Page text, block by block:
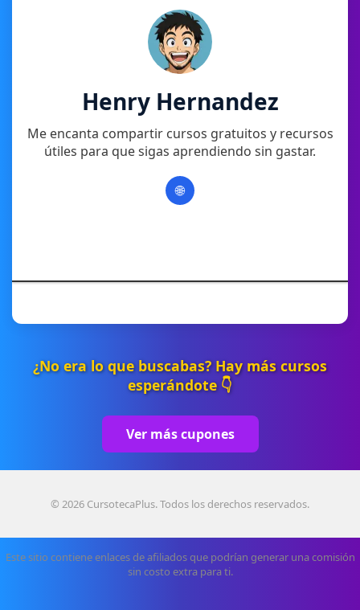
Henry Hernandez
Me encanta compartir cursos gratuitos y recursos
útiles para que sigas aprendiendo sin gastar.
🌐
¿No era lo que buscabas? Hay más cursos
esperándote 👇
Ver más cupones
© 2026 CursotecaPlus. Todos los derechos reservados.
Este sitio contiene enlaces de afiliados que podrían generar una comisión
sin costo extra para ti.